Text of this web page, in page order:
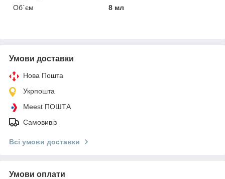
Об`єм
8 мл
Умови доставки
Нова Пошта
Укрпошта
Meest ПОШТА
Самовивіз
Всі умови доставки
Умови оплати